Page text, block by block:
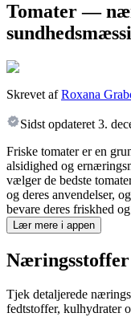
Tomater —
Skrevet af Roxana
Sidst opdateret 3.
Friske tomater er en
alsidighed og
vælger de bedste
og deres anvendelser,
bevare deres friskhed
Lær mere i appen
Næringsstoffer
Tjek detaljerede
fedtstoffer, kulhydrater